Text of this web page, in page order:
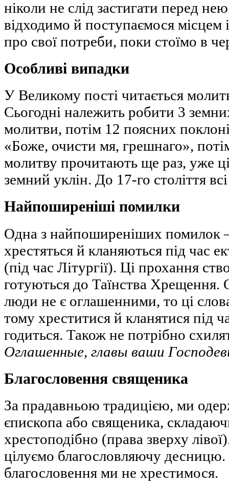
ніколи не слід застигати перед
відходимо й поступаємося
про свої потреби, поки стоїмо в
Особливі випадки
У Великому пості читається
Сьогодні належить робити 3
молитви, потім 12 поясних
«Боже, очисти мя, грешнаго»,
молитву прочитають ще раз, уже
земний уклін. До 17-го століття
Найпоширеніші помилки
Одна з найпоширеніших помилок
хрестяться й кланяються під час
(під час Літургії). Ці прохання
готуються до Таїнства Хрещення.
люди не є оглашенними, то ці
тому хреститися й кланятися під
годиться. Також не потрібно
Оглашенные, главы ваши
Благословення священика
За прадавньою традицією, ми
єпископа або священика,
хрестоподібно (права зверху
цілуємо благословляючу
благословення ми не хрестимося.